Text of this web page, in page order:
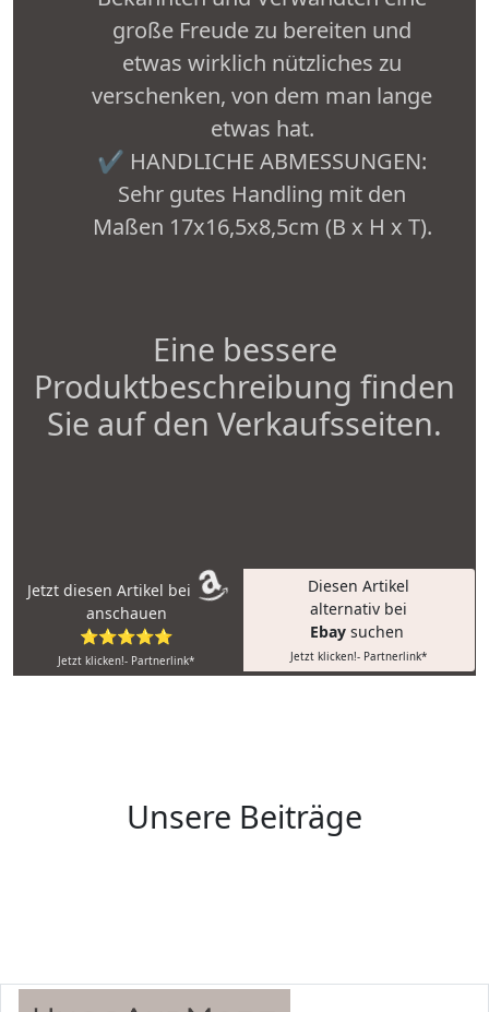
große Freude zu bereiten und
etwas wirklich nützliches zu
verschenken, von dem man lange
etwas hat.
✔ HANDLICHE ABMESSUNGEN:
Sehr gutes Handling mit den
Maßen 17x16,5x8,5cm (B x H x T).
Eine bessere
Produktbeschreibung finden
Sie auf den Verkaufsseiten.
Jetzt diesen Artikel bei
anschauen
⭐⭐⭐⭐⭐
Jetzt klicken!- Partnerlink*
Diesen Artikel
alternativ bei
Ebay suchen
Jetzt klicken!- Partnerlink*
Unsere Beiträge